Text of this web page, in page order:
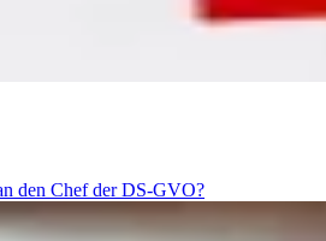
den Chef der DS-GVO?